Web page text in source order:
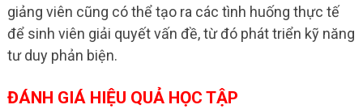
giảng viên cũng có thể tạo ra các tình huống thực tế
để sinh viên giải quyết vấn đề, từ đó phát triển kỹ năng
tư duy phản biện.
ĐÁNH GIÁ HIỆU QUẢ HỌC TẬP